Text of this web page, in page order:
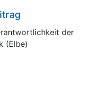
der
(Elbe)